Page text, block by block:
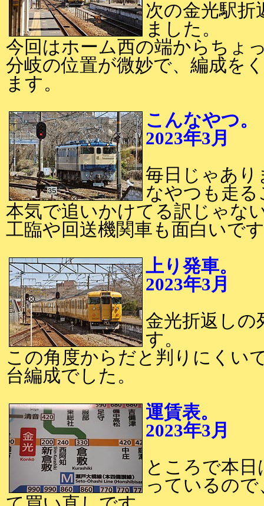
次の金光駅折
ました。
今回はホーム西の端からちょ
分岐の位置が微妙で、編成を
ます。
こんなやつ。
2023年3月
毎日じゃあ
なやつも走
本気で追いかけてる訳じゃな
工臨や回送機関車も面白いで
上り発車。
2023年3月
金光折返しの
す。
この角度からだと判りにくい
台編成でした。
運賃表。
2023年3月
ところで本
っているの